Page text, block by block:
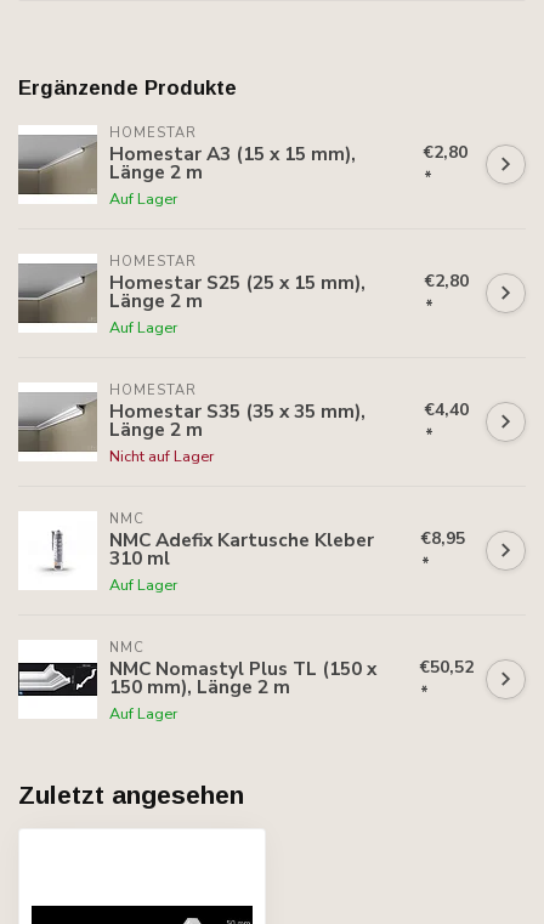
Ergänzende Produkte
HOMESTAR
Homestar A3 (15 x 15 mm),
Länge 2 m
Auf Lager
€2,80
*
HOMESTAR
Homestar S25 (25 x 15 mm),
Länge 2 m
Auf Lager
€2,80
*
HOMESTAR
Homestar S35 (35 x 35 mm),
Länge 2 m
Nicht auf Lager
€4,40
*
NMC
NMC Adefix Kartusche Kleber
310 ml
Auf Lager
€8,95
*
NMC
NMC Nomastyl Plus TL (150 x
150 mm), Länge 2 m
Auf Lager
€50,52
*
Zuletzt angesehen